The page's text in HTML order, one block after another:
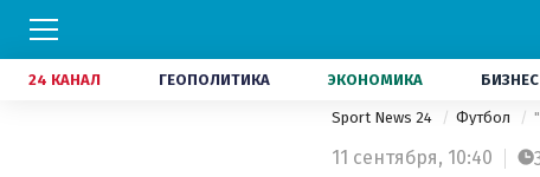
24 КАНАЛ ГЕОПОЛИТИКА ЭКОНОМИКА БИЗНЕС
Sport News 24 Футбол
11 сентября, 10:40